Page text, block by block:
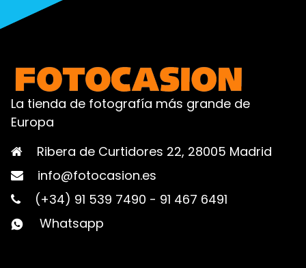
La tienda de fotografía más grande de
Europa
Ribera de Curtidores 22, 28005 Madrid
info@fotocasion.es
(+34) 91 539 7490 - 91 467 6491
Whatsapp